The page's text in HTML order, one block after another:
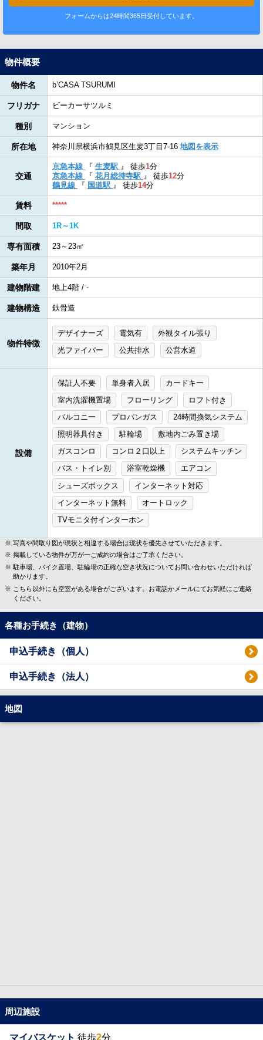
フォームからは24時間365日受付しています。
物件概要
物件名 b’CASA TSURUMI
フリガナ ビーカーサツルミ
種別 マンション
所在地 神奈川県横浜市鶴見区生麦3丁目7‐16 地図を表示
交通
京急本線 『 生麦駅 』 徒歩1分
京急本線
『 花月総持寺駅 』 徒歩12分
鶴見線
『 国道駅 』 徒歩14分
賃料 *****
間取 1R～1K
専有面積 23～23㎡
築年月 2010年2月
建物階建 地上4階 / -
建物構造 鉄骨造
物件特徴
デザイナーズ 電気有
外観タイル張り
光ファイバー
公共排水 公営水道
設備
保証人不要 単身者入居
カードキー
室内洗濯機置場
フローリング
ロフト付き
バルコニー
プロパンガス
24時間換気システム
照明器具付き
駐輪場
敷地内ごみ置き場
ガスコンロ
コンロ２口以上
システムキッチン
バス・トイレ別
浴室乾燥機
エアコン
シューズボックス
インターネット対応
インターネット無料
オートロック
TVモニタ付インターホン
写真や間取り図が現状と相違する場合は現状を優先させていただきます。
掲載している物件が万が一ご成約の場合はご了承ください。
駐車場、バイク置場、駐輪場の正確な空き状況についてお問い合わせいただければ
助かります。
こちら以外にも空室がある場合がございます。お電話かメールにてお気軽にご連絡
ください。
各種お手続き（建物）
申込手続き（個人）
申込手続き（法人）
地図
周辺施設
マイバスケット 徒歩2分